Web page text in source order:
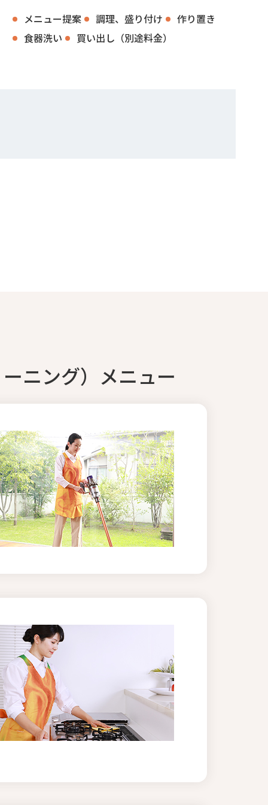
メニュー提案 調理、盛り付け
作り置き
食器洗い
買い出し（別途料金）
ニング）メニュー